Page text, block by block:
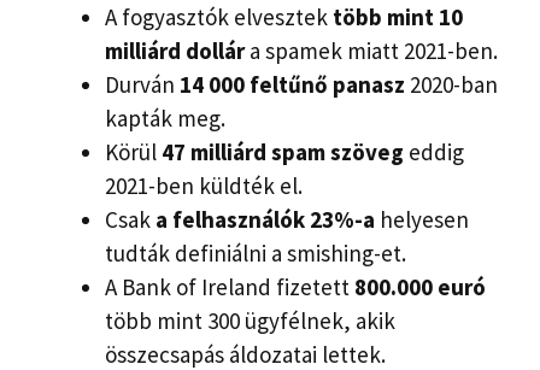
A fogyasztók elvesztek több mint 10
milliárd dollára spamek miatt 2021-ben.
Durván 14 000 feltűnő panasz 2020-ban
kapták meg.
Körül 47 milliárd spam szöveg eddig
2021-ben küldték el.
Csak a felhasználók 23%-a helyesen
tudták definiálni a smishing-et.
A Bank of Ireland fizetett 800.000 euró
több mint 300 ügyfélnek, akik
összecsapás áldozatai lettek.